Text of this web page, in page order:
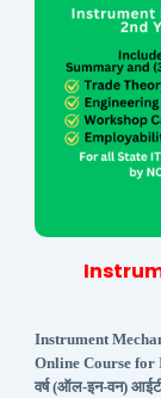
Instrument
Online Course for
वर्ष (ऑल-इन-वन)